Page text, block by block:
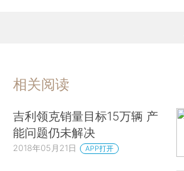
相关阅读
吉利领克销量目标15万辆 产
能问题仍未解决
2018年05月21日 APP打开